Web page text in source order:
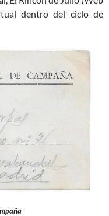
dentro del ciclo de